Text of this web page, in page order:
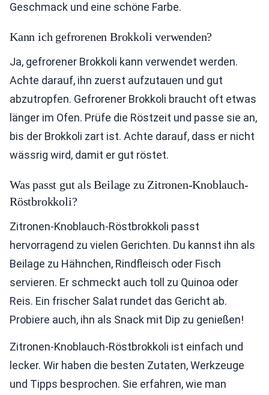
Geschmack und eine schöne Farbe.
Kann ich gefrorenen Brokkoli verwenden?
Ja, gefrorener Brokkoli kann verwendet werden.
Achte darauf, ihn zuerst aufzutauen und gut
abzutropfen. Gefrorener Brokkoli braucht oft etwas
länger im Ofen. Prüfe die Röstzeit und passe sie an,
bis der Brokkoli zart ist. Achte darauf, dass er nicht
wässrig wird, damit er gut röstet.
Was passt gut als Beilage zu Zitronen-Knoblauch-
Röstbrokkoli?
Zitronen-Knoblauch-Röstbrokkoli passt
hervorragend zu vielen Gerichten. Du kannst ihn als
Beilage zu Hähnchen, Rindfleisch oder Fisch
servieren. Er schmeckt auch toll zu Quinoa oder
Reis. Ein frischer Salat rundet das Gericht ab.
Probiere auch, ihn als Snack mit Dip zu genießen!
Zitronen-Knoblauch-Röstbrokkoli ist einfach und
lecker. Wir haben die besten Zutaten, Werkzeuge
und Tipps besprochen. Sie erfahren, wie man